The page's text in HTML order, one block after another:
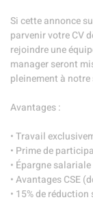
Si cette annonce
parvenir votre CV
rejoindre une
manager seront
pleinement à
Avantages :
• Travail
• Prime de
• Épargne salariale
• Avantages CSE
• 15% de